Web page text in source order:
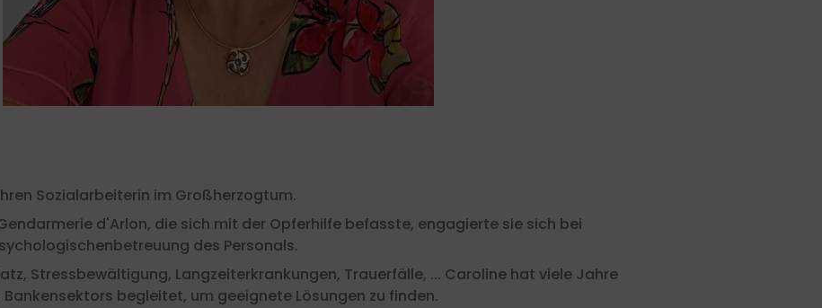
Sozialarbeiterin im Großherzogtum.
d'Arlon, die sich mit der Opferhilfe befasste, engagierte sie sich bei
des Personals.
Stressbewältigung, Langzeiterkrankungen, Trauerfälle, ... Caroline hat viele Jahre
begleitet, um geeignete Lösungen zu finden.